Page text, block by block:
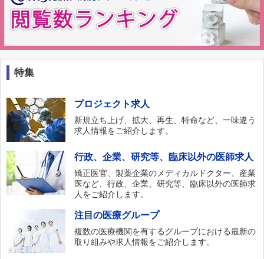
特集
プロジェクト求人
新規立ち上げ、拡大、再生、特命など、一味違う
求人情報をご紹介します。
行政、企業、研究等、臨床以外の医師求人
矯正医官、製薬企業のメディカルドクター、産業
医など、行政、企業、研究等、臨床以外の医師求
人をご紹介します。
注目の医療グループ
複数の医療機関を有するグループにおける最新の
取り組みや求人情報をご紹介します。